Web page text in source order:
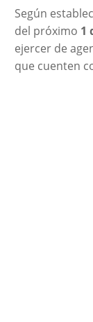
Según
del próximo 1
ejercer de
que cuenten